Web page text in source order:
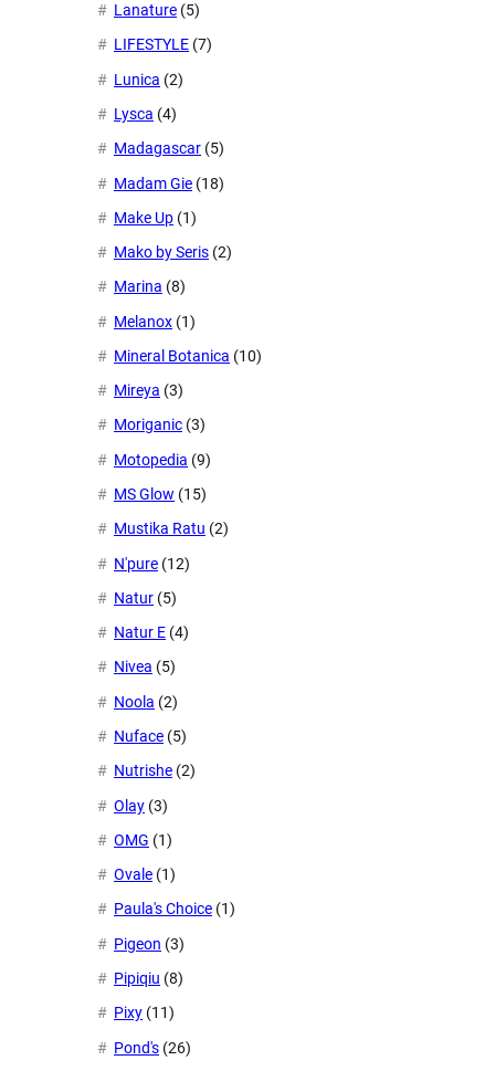
Lanature (5)
LIFESTYLE (7)
Lunica (2)
Lysca (4)
Madagascar (5)
Madam Gie (18)
Make Up (1)
Mako by Seris (2)
Marina (8)
Melanox (1)
Mineral Botanica (10)
Mireya (3)
Moriganic (3)
Motopedia (9)
MS Glow (15)
Mustika Ratu (2)
N'pure (12)
Natur (5)
Natur E (4)
Nivea (5)
Noola (2)
Nuface (5)
Nutrishe (2)
Olay (3)
OMG (1)
Ovale (1)
Paula's Choice (1)
Pigeon (3)
Pipiqiu (8)
Pixy (11)
Pond's (26)